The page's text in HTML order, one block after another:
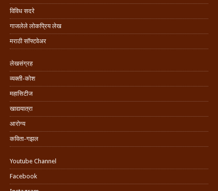
विविध सदरे
गाजलेले लोकप्रिय लेख
मराठी सॉफ्टवेअर
लेखसंग्रह
व्यक्ती-कोश
महासिटीज
खाद्ययात्रा
आरोग्य
कविता-गझल
Youtube Channel
Facebook